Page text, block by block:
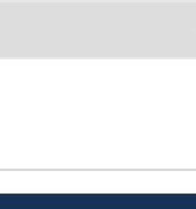
menu